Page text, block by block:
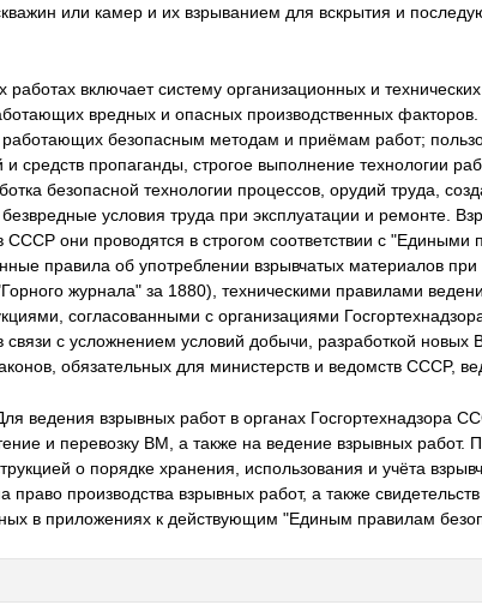
или камер и их взрыванием для вскрытия и
работах включает систему организационных и
вредных и опасных производственных
работающих безопасным методам и приёмам работ;
средств пропаганды, строгое выполнение технологии
безопасной технологии процессов, орудий труда,
условия труда при эксплуатации и ремонте.
они проводятся в строгом соответствии с "Едиными
правила об употреблении взрывчатых материалов
журнала" за 1880), техническими правилами
согласованными с организациями
с усложнением условий добычи, разработкой новых
обязательных для министерств и ведомств CCCP,
Для ведения взрывных работ в органах Госгортехнадзора
и перевозку BM, а также на ведение взрывных работ.
о порядке хранения, использования и учёта
производства взрывных работ, а также
в приложениях к действующим "Единым правилам